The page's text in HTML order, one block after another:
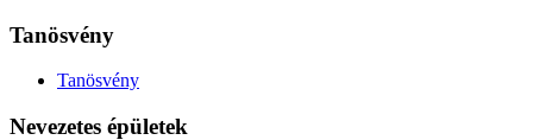
Tanösvény
Tanösvény
Nevezetes épületek